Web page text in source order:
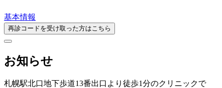
基本情報
再診コードを受け取った方はこちら
お知らせ
札幌駅北口地下歩道13番出口より徒歩1分のクリニックで